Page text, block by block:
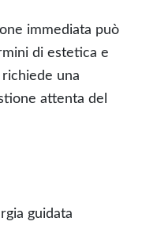
immediata può
di estetica e
una
attenta del
guidata